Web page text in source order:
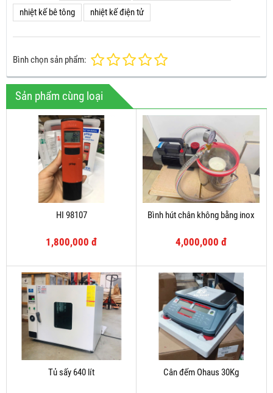
nhiệt kế bê tông nhiệt kế điện tử
Bình chọn sản phẩm:
Sản phẩm cùng loại
HI 98107
1,800,000 đ
Bình hút chân không bằng inox
4,000,000 đ
Tủ sấy 640 lít Cân đếm Ohaus 30Kg